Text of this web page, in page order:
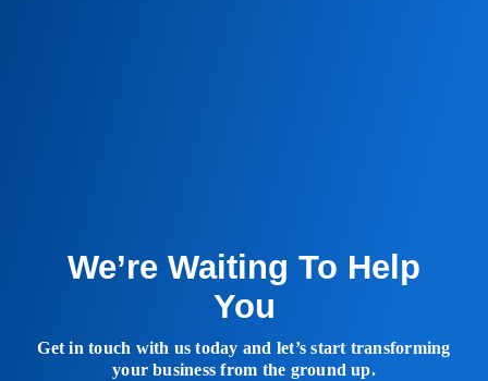
We’re Waiting To Help
You
Get in touch with us today and let’s start transforming
your business from the ground up.